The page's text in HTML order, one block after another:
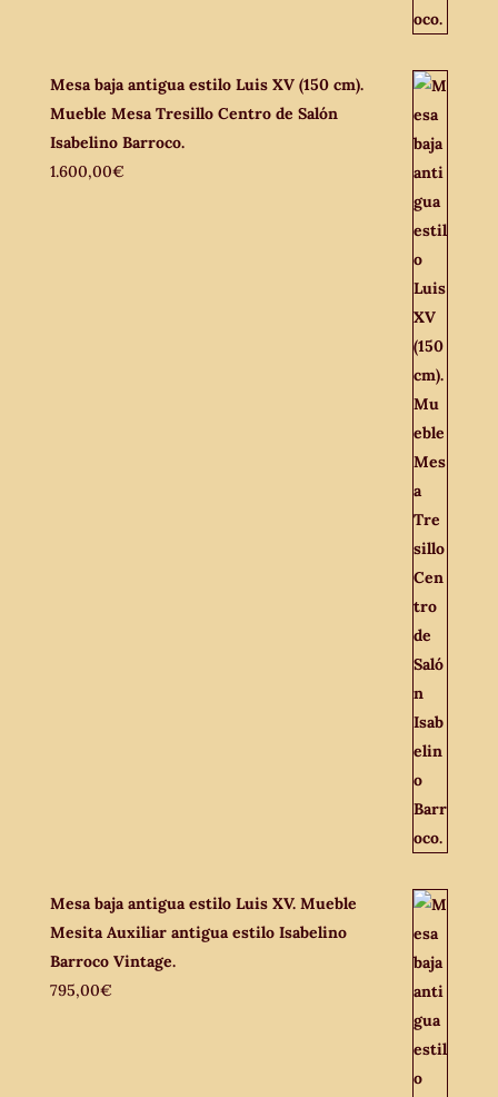
Mesa baja antigua estilo Luis XV (150 cm).
Mueble Mesa Tresillo Centro de Salón
Isabelino Barroco.
1.600,00€
Mesa baja antigua estilo Luis XV. Mueble
Mesita Auxiliar antigua estilo Isabelino
Barroco Vintage.
795,00€